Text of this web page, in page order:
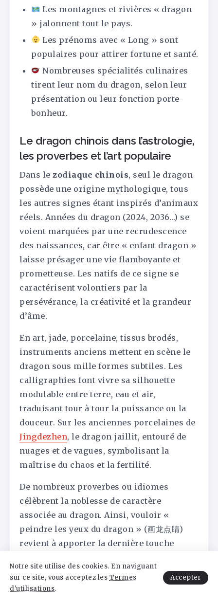
Les montagnes et rivières « dragon
» jalonnent tout le pays.
Les prénoms avec « Long » sont
populaires pour attirer fortune et santé.
Nombreuses spécialités culinaires
tirent leur nom du dragon, selon leur
présentation ou leur fonction porte-
bonheur.
Le dragon chinois dans l’astrologie,
les proverbes et l’art populaire
Dans le zodiaque chinois, seul le dragon
possède une origine mythologique, tous
les autres signes étant inspirés d’animaux
réels. Années du dragon (2024, 2036…) se
voient marquées par une recrudescence
des naissances, car être « enfant dragon »
laisse présager une vie flamboyante et
prometteuse. Les natifs de ce signe se
caractérisent volontiers par la
persévérance, la créativité et la grandeur
d’âme.
En art, jade, porcelaine, tissus brodés,
instruments anciens mettent en scène le
dragon sous mille formes subtiles. Les
calligraphies font vivre sa silhouette
modulable entre terre, eau et air,
traduisant tour à tour la puissance ou la
douceur. Sur les anciennes porcelaines de
Jingdezhen, le dragon jaillit, entouré de
nuages et de vagues, symbolisant la
maîtrise du chaos et la fertilité.
De nombreux proverbes ou idiomes
célèbrent la noblesse de caractère
associée au dragon. Ainsi, vouloir «
peindre les yeux du dragon » (画龙点睛)
revient à apporter la dernière touche
accroupi, dragon caché » illustre les
talents dissimulés, tout comme le « vœu
Notre site utilise des cookies. En naviguant
sur ce site, vous acceptez les Termes
d'utilisations.
Accepter